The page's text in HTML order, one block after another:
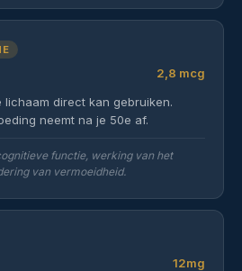
2,8 mcg
lichaam direct kan gebruiken.
neemt na je 50e af.
functie, werking van het
van vermoeidheid.
12mg